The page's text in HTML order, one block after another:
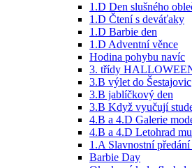
1.D Den slušného
1.D Čtení s deváťaky
1.D Barbie den
1.D Adventní věnce
Hodina pohybu navíc
3. třídy
3.B výlet do Šestajovic
3.B jablíčkový den
3.B Když vyučují
4.B a 4.D Galerie
4.B a 4.D Letohrad
1.A Slavnostní
Barbie Day